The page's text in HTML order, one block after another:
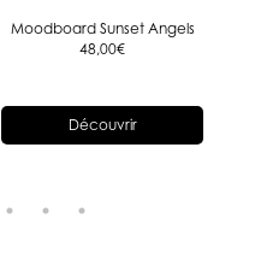
Moodboard Sunset Angels
48,00€
Découvrir